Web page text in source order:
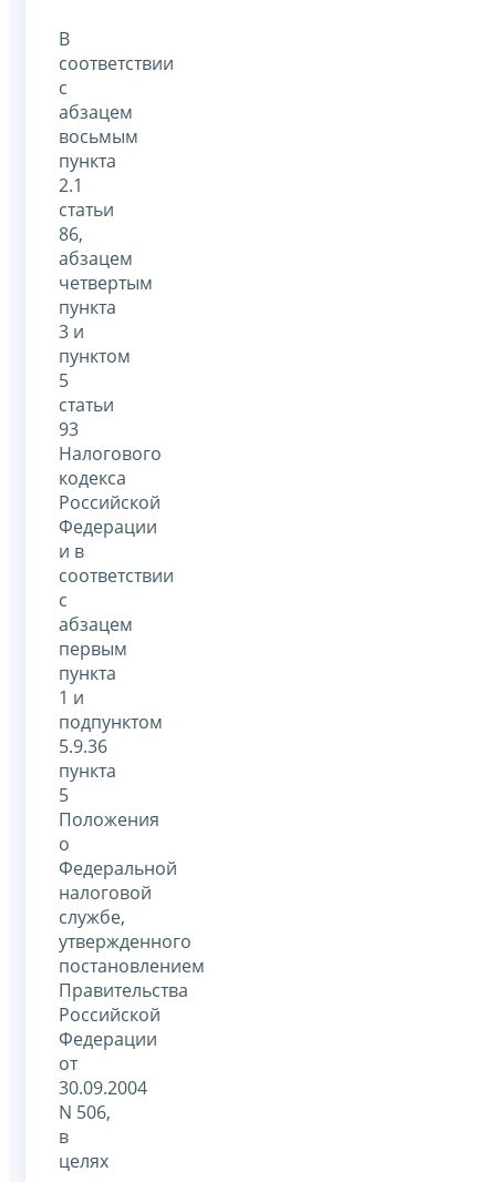
В
соответствии
с
абзацем
восьмым
пункта
2.1
статьи
86,
абзацем
четвертым
пункта
3 и
пунктом
5
статьи
93
Налогового
кодекса
Российской
Федерации
и в
соответствии
с
абзацем
первым
пункта
1 и
подпунктом
5.9.36
пункта
5
Положения
о
Федеральной
налоговой
службе,
утвержденного
постановлением
Правительства
Российской
Федерации
от
30.09.2004
N 506,
в
целях